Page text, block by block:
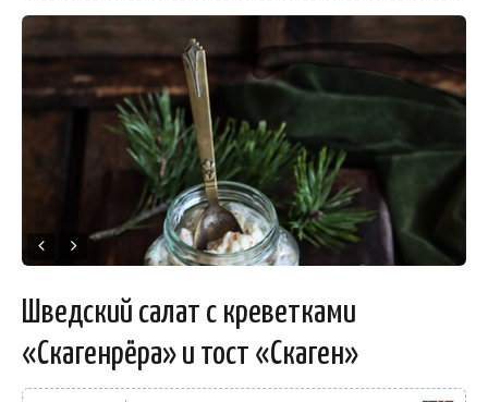
Шведский салат с креветками
«Скагенрёра» и тост «Скаген»